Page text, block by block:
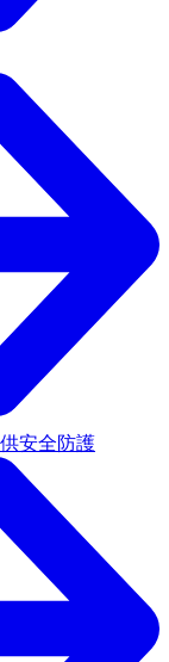
安全防護